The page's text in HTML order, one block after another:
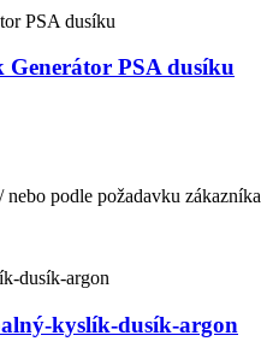
Generátor PSA dusíku
podle požadavku zákazníka
kyslík-dusík-argon